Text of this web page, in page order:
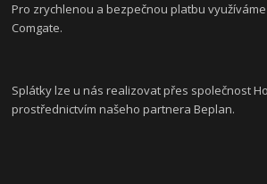
Pro zrychlenou a bezpečnou platbu
Comgate.
Splátky lze u nás realizovat přes společnost
prostřednictvím našeho partnera Beplan.